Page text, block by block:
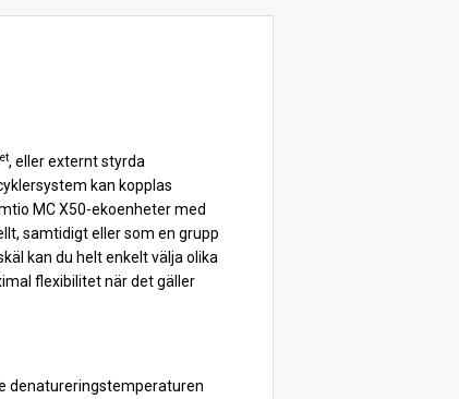
, eller externt styrda
kan kopplas
MC X50-ekoenheter med
samtidigt eller som en grupp
kan du helt enkelt välja olika
flexibilitet när det gäller
denatureringstemperaturen